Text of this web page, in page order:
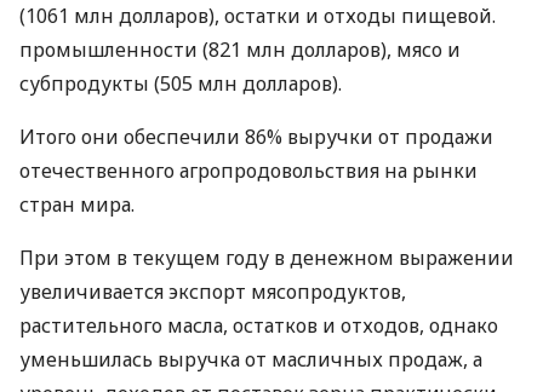
(1061 млн долларов), остатки и отходы пищевой.
промышленности (821 млн долларов), мясо и
субпродукты (505 млн долларов).
Итого они обеспечили 86% выручки от продажи
отечественного агропродовольствия на рынки
стран мира.
При этом в текущем году в денежном выражении
увеличивается экспорт мясопродуктов,
растительного масла, остатков и отходов, однако
уменьшилась выручка от масличных продаж, а